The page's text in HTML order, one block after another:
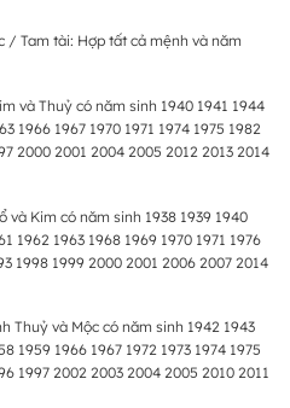
Tam tài: Hợp tất cả mệnh và năm
và Thuỷ có năm sinh 1940 1941 1944
1966 1967 1970 1971 1974 1975 1982
2000 2001 2004 2005 2012 2013 2014
Kim có năm sinh 1938 1939 1940
1962 1963 1968 1969 1970 1971 1976
1998 1999 2000 2001 2006 2007 2014
Thuỷ và Mộc có năm sinh 1942 1943
1959 1966 1967 1972 1973 1974 1975
1997 2002 2003 2004 2005 2010 2011